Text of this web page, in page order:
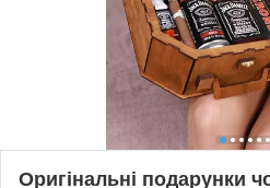
Оригінальні подарунки